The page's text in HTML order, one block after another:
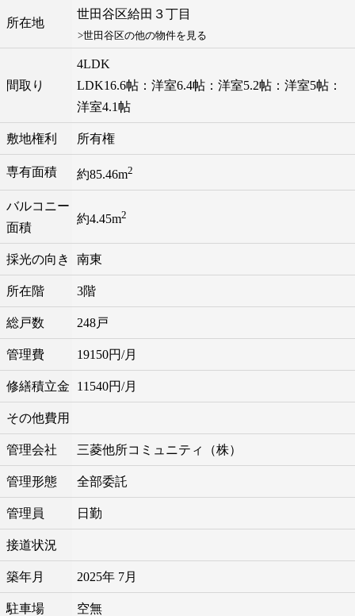
所在地
世田谷区給田 ３丁目
>世田谷区の他の物件を見る
間取り
4LDK
LDK16.6帖：洋室6.4帖：洋室5.2帖：洋室5帖：
洋室4.1帖
敷地権利 所有権
専有面積 約85.46m2
バルコニー
面積
約4.45m2
採光の向き 南東
所在階 3階
総戸数 248戸
管理費 19150円/月
修繕積立金 11540円/月
その他費用
管理会社 三菱他所コミュニティ（株）
管理形態 全部委託
管理員 日勤
接道状況
築年月 2025年 7月
駐車場 空無